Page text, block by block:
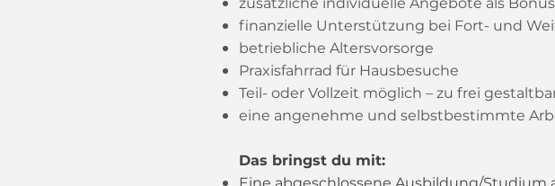
finanzielle Unterstützung bei Fort- und
betriebliche Altersvorsorge
Praxisfahrrad für Hausbesuche
Teil- oder Vollzeit möglich – zu frei
eine angenehme und selbstbestimmte
Das bringst du mit: